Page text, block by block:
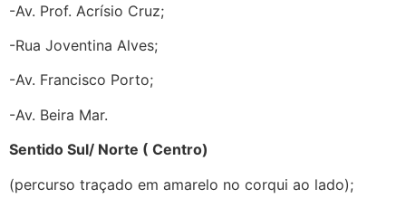
-Av. Prof. Acrísio Cruz;
-Rua Joventina Alves;
-Av. Francisco Porto;
-Av. Beira Mar.
Sentido Sul/ Norte ( Centro)
(percurso traçado em amarelo no corqui ao lado);